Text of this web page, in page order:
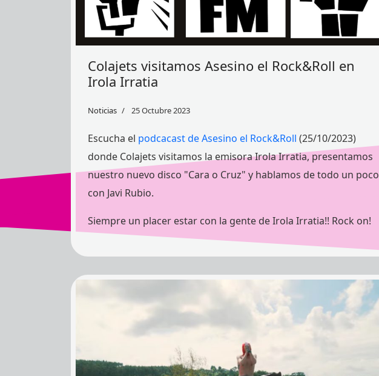
Colajets visitamos Asesino el Rock&Roll en
Irola Irratia
Noticias 25 Octubre 2023
Escucha el podcacast de Asesino el Rock&Roll (25/10/2023)
donde Colajets visitamos la emisora Irola Irratia, presentamos
nuestro nuevo disco "Cara o Cruz" y hablamos de todo un poco
con Javi Rubio.
Siempre un placer estar con la gente de Irola Irratia!! Rock on!